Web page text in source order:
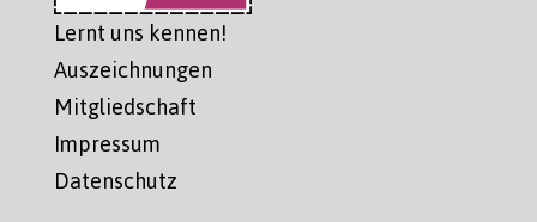
Lernt uns kennen!
Auszeichnungen
Mitgliedschaft
Impressum
Datenschutz